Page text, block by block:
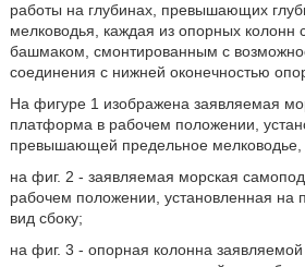
работы на глубинах, превышающих
мелководья, каждая из опорных
башмаком, смонтированным с
соединения с нижней оконечностью
На фигуре 1 изображена заявляемая
платформа в рабочем положении,
превышающей предельное мелководье,
на фиг. 2 - заявляемая морская
рабочем положении, установленная на
вид сбоку;
на фиг. 3 - опорная колонна